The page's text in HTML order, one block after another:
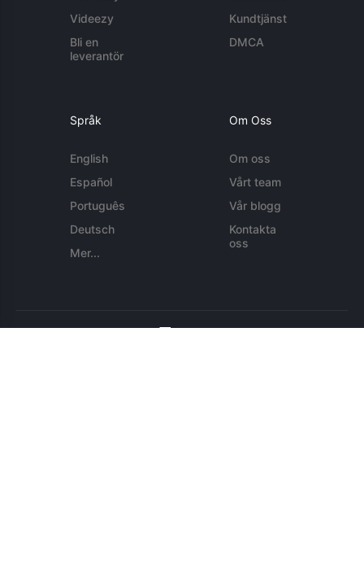
Videezy
Bli en
leverantör
Kundtjänst
DMCA
Språk
English
Español
Português
Deutsch
Mer...
Om Oss
Om oss
Vårt team
Vår blogg
Kontakta
oss